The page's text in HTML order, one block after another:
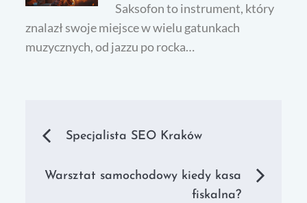
Saksofon to instrument, który
znalazł swoje miejsce w wielu gatunkach
muzycznych, od jazzu po rocka…
Nawigacja
wpisu
Specjalista SEO Kraków
Warsztat samochodowy kiedy kasa
fiskalna?